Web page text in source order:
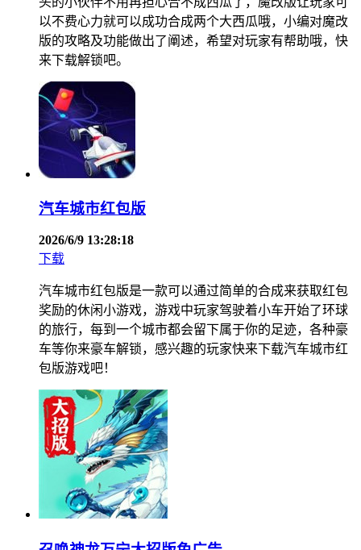
以不费心力就可以成功合成两个大西瓜哦，小编对魔改
版的攻略及功能做出了阐述，希望对玩家有帮助哦，快
来下载解锁吧。
汽车城市红包版
2026/6/9 13:28:18
下载
汽车城市红包版是一款可以通过简单的合成来获取红包
奖励的休闲小游戏，游戏中玩家驾驶着小车开始了环球
的旅行，每到一个城市都会留下属于你的足迹，各种豪
车等你来豪车解锁，感兴趣的玩家快来下载汽车城市红
包版游戏吧！